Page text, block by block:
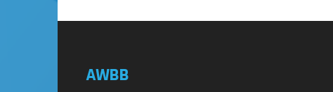
AWBB